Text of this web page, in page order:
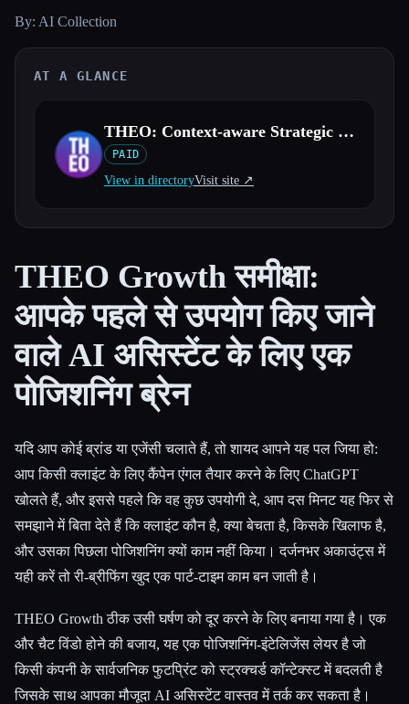
हमारे बारे में
By: AI Collection
AT A GLANCE
THEO: Context-aware Strategic Co-Pilot
PAID
View in directoryVisit site ↗︎
THEO Growth समीक्षा:
आपके पहले से उपयोग किए जाने
वाले AI असिस्टेंट के लिए एक
पोजिशनिंग ब्रेन
यदि आप कोई ब्रांड या एजेंसी चलाते हैं, तो शायद आपने यह पल जिया हो:
आप किसी क्लाइंट के लिए कैंपेन एंगल तैयार करने के लिए ChatGPT
खोलते हैं, और इससे पहले कि वह कुछ उपयोगी दे, आप दस मिनट यह फिर से
समझाने में बिता देते हैं कि क्लाइंट कौन है, क्या बेचता है, किसके खिलाफ है,
और उसका पिछला पोजिशनिंग क्यों काम नहीं किया। दर्जनभर अकाउंट्स में
यही करें तो री-ब्रीफिंग खुद एक पार्ट-टाइम काम बन जाती है।
THEO Growth ठीक उसी घर्षण को दूर करने के लिए बनाया गया है। एक
और चैट विंडो होने की बजाय, यह एक पोजिशनिंग-इंटेलिजेंस लेयर है जो
किसी कंपनी के सार्वजनिक फुटप्रिंट को स्ट्रक्चर्ड कॉन्टेक्स्ट में बदलती है
जिसके साथ आपका मौजूदा AI असिस्टेंट वास्तव में तर्क कर सकता है।